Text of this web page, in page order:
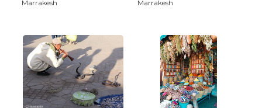
Marrakesh Marrakesh